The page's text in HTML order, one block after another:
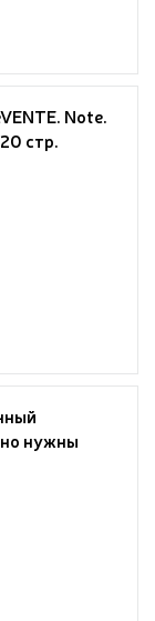
Note.
стр.
кожи,
уголки, 2
нужны
320 стр,
в 2 краски,